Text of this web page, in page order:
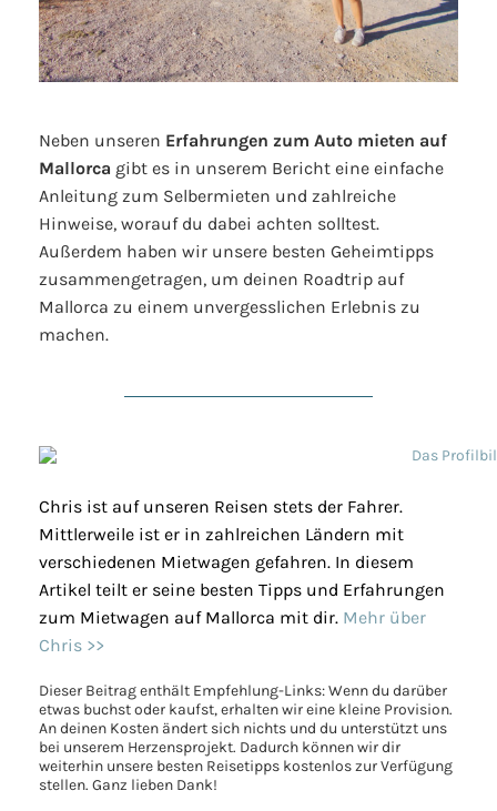
Neben unseren Erfahrungen zum Auto mieten auf
Mallorca gibt es in unserem Bericht eine einfache
Anleitung zum Selbermieten und zahlreiche
Hinweise, worauf du dabei achten solltest.
Außerdem haben wir unsere besten Geheimtipps
zusammengetragen, um deinen Roadtrip auf
Mallorca zu einem unvergesslichen Erlebnis zu
machen.
Chris ist auf unseren Reisen stets der Fahrer.
Mittlerweile ist er in zahlreichen Ländern mit
verschiedenen Mietwagen gefahren. In diesem
Artikel teilt er seine besten Tipps und Erfahrungen
zum Mietwagen auf Mallorca mit dir. Mehr über
Chris >>
Dieser Beitrag enthält Empfehlung-Links: Wenn du darüber
etwas buchst oder kaufst, erhalten wir eine kleine Provision.
An deinen Kosten ändert sich nichts und du unterstützt uns
bei unserem Herzensprojekt. Dadurch können wir dir
weiterhin unsere besten Reisetipps kostenlos zur Verfügung
stellen. Ganz lieben Dank!